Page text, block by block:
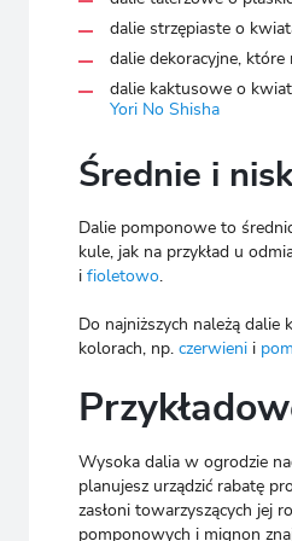
dalie strzępiaste o
dalie dekoracyjne,
dalie kaktusowe o
Yori No Shisha
Średnie i
Dalie pomponowe to
kule, jak na przykład u
i fioletowo.
Do najniższych należą
kolorach, np. czerwienii
Wysoka dalia w ogrodzie
planujesz urządzić rabatę
zasłoni towarzyszących jej
pomponowych i mignon